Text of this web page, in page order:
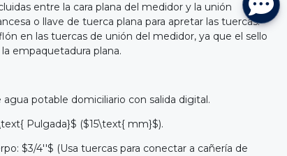
entre la cara plana del medidor y la unión
o llave de tuerca plana para apretar las tuercas.
en las tuercas de unión del medidor, ya que el sello
empaquetadura plana.
potable domiciliario con salida digital.
Pulgada}$ ($15\text{ mm}$).
$3/4''$ (Usa tuercas para conectar a cañería de